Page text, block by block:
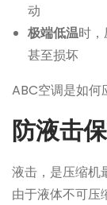
动
极端低温时
甚至损坏
ABC空调是如何
防液击
液击，是压缩机
由于液体不可压